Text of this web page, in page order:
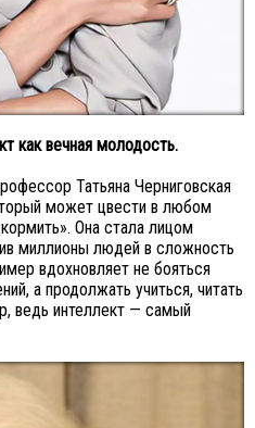
как вечная молодость.
Татьяна Черниговская
может цвести в любом
Она стала лицом
миллионы людей в сложность
вдохновляет не бояться
а продолжать учиться, читать
ведь интеллект — самый